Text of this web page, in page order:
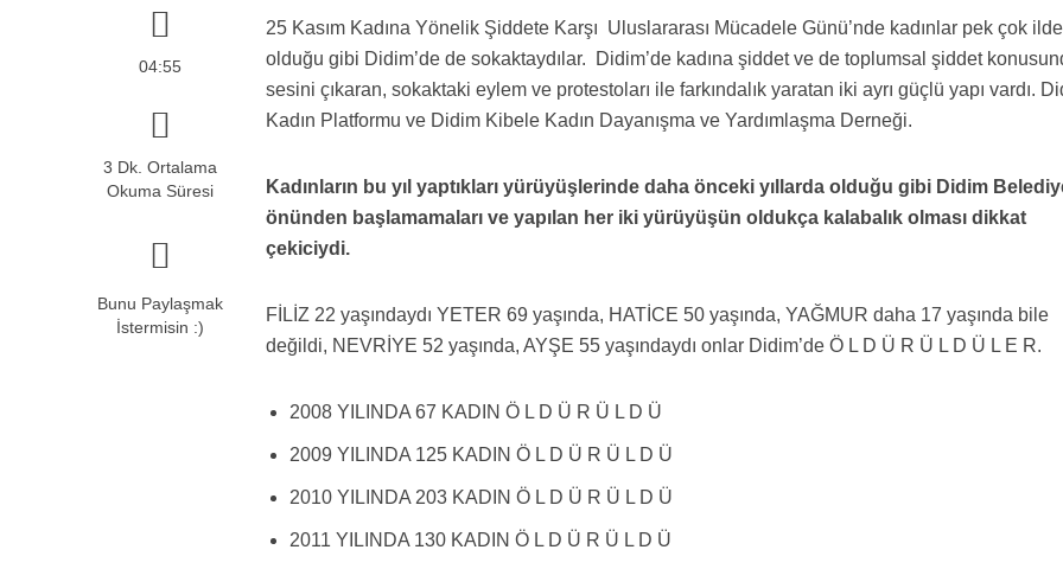
04:55
3 Dk. Ortalama
Okuma Süresi
Bunu Paylaşmak
İstermisin :)
25 Kasım Kadına Yönelik Şiddete Karşı Uluslararası Mücadele Günü’nde kadınlar pek çok ilde
olduğu gibi Didim’de de sokaktaydılar. Didim’de kadına şiddet ve de toplumsal şiddet
sesini çıkaran, sokaktaki eylem ve protestoları ile farkındalık yaratan iki ayrı güçlü yapı vardı.
Kadın Platformu ve Didim Kibele Kadın Dayanışma ve Yardımlaşma Derneği.
Kadınların bu yıl yaptıkları yürüyüşlerinde daha önceki yıllarda olduğu gibi Didim
önünden başlamamaları ve yapılan her iki yürüyüşün oldukça kalabalık olması dikkat
çekiciydi.
FİLİZ 22 yaşındaydı YETER 69 yaşında, HATİCE 50 yaşında, YAĞMUR daha 17 yaşında bile
değildi, NEVRİYE 52 yaşında, AYŞE 55 yaşındaydı onlar Didim’de Ö L D Ü R Ü L D Ü L E R.
2008 YILINDA 67 KADIN Ö L D Ü R Ü L D Ü
2009 YILINDA 125 KADIN Ö L D Ü R Ü L D Ü
2010 YILINDA 203 KADIN Ö L D Ü R Ü L D Ü
2011 YILINDA 130 KADIN Ö L D Ü R Ü L D Ü